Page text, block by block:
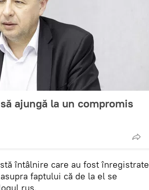
ajungă la un compromis
întâlnire care au fost înregistrate
faptului că de la el se